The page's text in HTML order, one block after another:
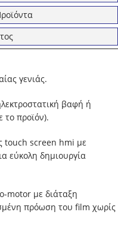
γενιάς.
βαφή ή
το προϊόν).
touch screen hmi με
εύκολη δημιουργία
motor με διάταξη
πρόωση του film χωρίς